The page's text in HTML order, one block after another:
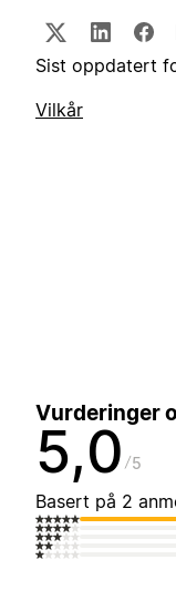
Sist oppdatert
Vilkår
Vurderinger
5,0 5
Basert på 2